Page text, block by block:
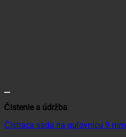
Čistenie a údržba
Čistiaca sada na guľovnicu 9 mm